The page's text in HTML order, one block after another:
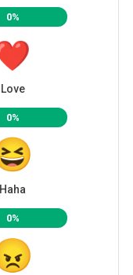
0%
Love
0%
Haha
0%